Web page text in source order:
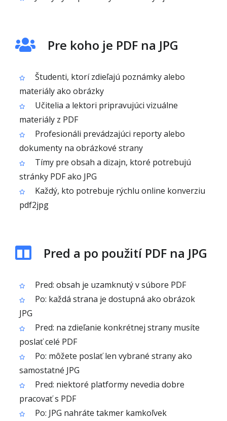
Pre koho je PDF na JPG
Študenti, ktorí zdieľajú poznámky alebo
materiály ako obrázky
Učitelia a lektori pripravujúci vizuálne
materiály z PDF
Profesionáli prevádzajúci reporty alebo
dokumenty na obrázkové strany
Tímy pre obsah a dizajn, ktoré potrebujú
stránky PDF ako JPG
Každý, kto potrebuje rýchlu online konverziu
pdf2jpg
Pred a po použití PDF na JPG
Pred: obsah je uzamknutý v súbore PDF
Po: každá strana je dostupná ako obrázok
JPG
Pred: na zdieľanie konkrétnej strany musíte
poslať celé PDF
Po: môžete poslať len vybrané strany ako
samostatné JPG
Pred: niektoré platformy nevedia dobre
pracovať s PDF
Po: JPG nahráte takmer kamkoľvek